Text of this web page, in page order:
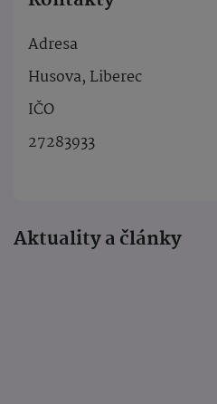
Adresa
Husova, Liberec
IČO
27283933
Aktuality a články